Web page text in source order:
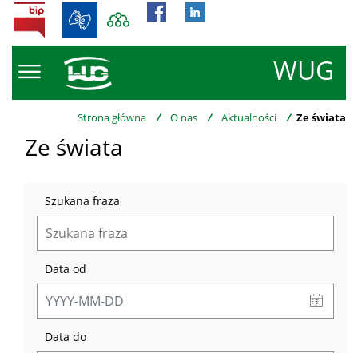
WUG
BIP
Strona główna / O nas / Aktualności / Ze świata
Ze świata
Szukana fraza
Data od
Data do